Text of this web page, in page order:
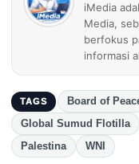
iMedia
Media,
berfokus
informasi
TAGS Board of
Global Sumud Flotilla
Palestina
WNI